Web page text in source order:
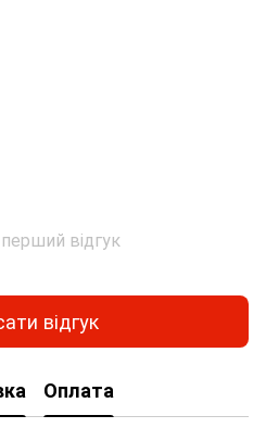
відгук
відгук
Оплата